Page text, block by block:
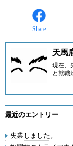
Share
天馬
現在、
と就職
最近のエントリー
失業しました。